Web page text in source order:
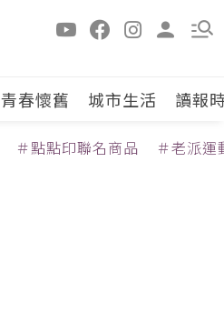
青春懷舊 城市生活 讀報
＃點點印聯名商品 ＃老派運